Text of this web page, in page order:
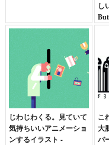
し
じわじわくる。見ていて
気持ちいいアニメーショ
ンするイラスト -
こ
大
バ